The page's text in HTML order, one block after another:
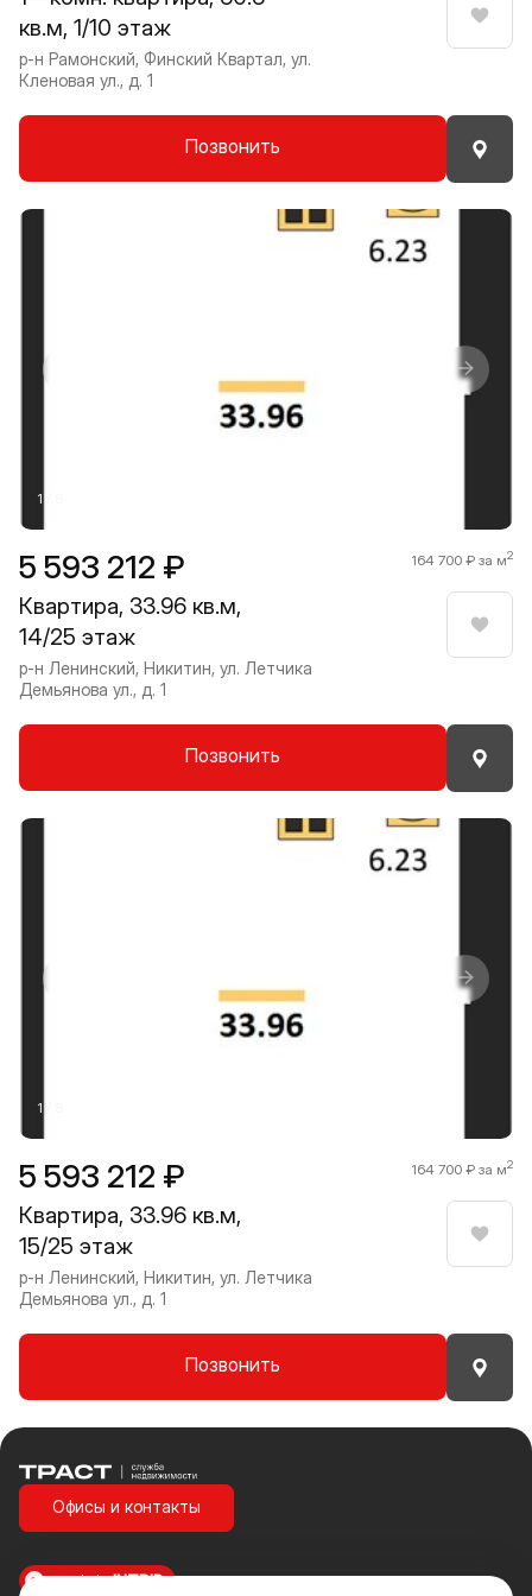
кв.м, 1/10 этаж
р-н Рамонский, Финский Квартал, ул.
Кленовая ул., д. 1
Позвонить
5 593 212 ₽ 164 700 ₽ за м2
Квартира, 33.96 кв.м,
14/25 этаж
р-н Ленинский, Никитин, ул. Летчика
Демьянова ул., д. 1
Позвонить
1 / 8
5 593 212 ₽ 164 700 ₽ за м2
Квартира, 33.96 кв.м,
15/25 этаж
р-н Ленинский, Никитин, ул. Летчика
Демьянова ул., д. 1
Позвонить
1 / 8
Траст | Служба недвижимости
Офисы и контакты
made inINTRID